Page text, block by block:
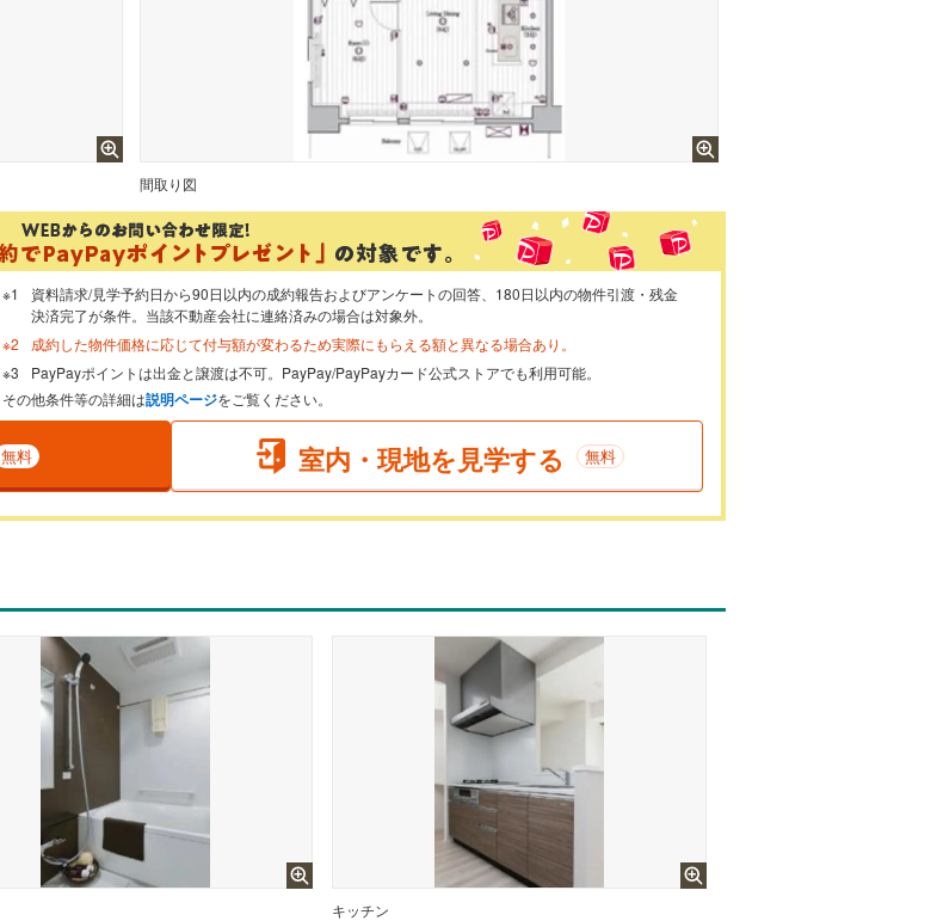
間取り図
資料請求/見学予約日から90日以内の成約報告およびアンケートの回答、180日以内の物件引渡・残金
決済完了が条件。当該不動産会社に連絡済みの場合は対象外。
成約した物件価格に応じて付与額が変わるため実際にもらえる額と異なる場合あり。
PayPayポイントは出金と譲渡は不可。PayPay/PayPayカード公式ストアでも利用可能。
その他条件等の詳細は説明ページをご覧ください。
無料 室内・現地を見学する 無料
キッチン